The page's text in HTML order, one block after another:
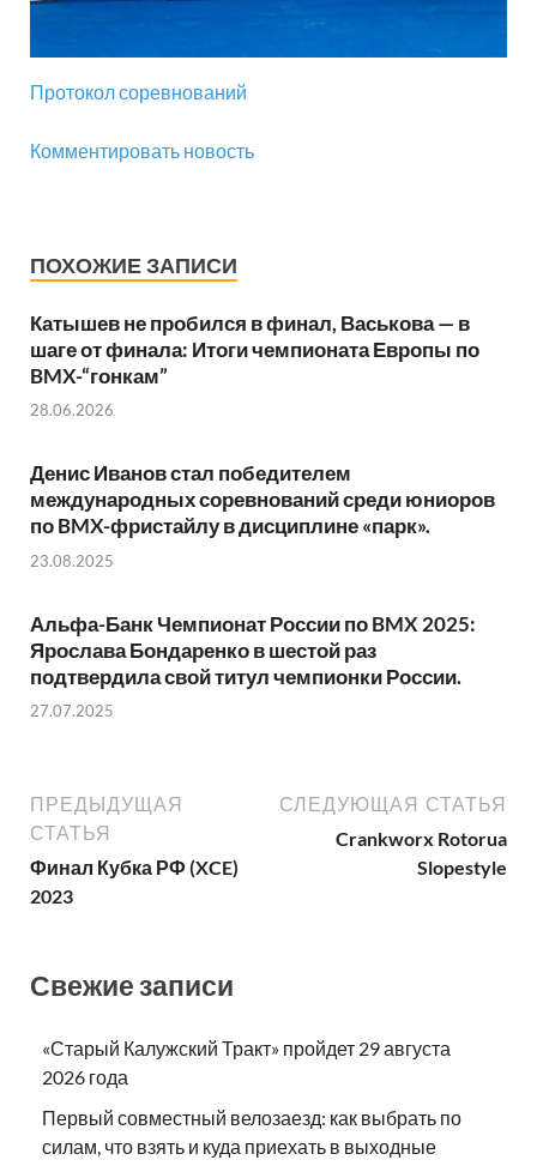
Протокол соревнований
Комментировать новость
ПОХОЖИЕ ЗАПИСИ
Катышев не пробился в финал, Васькова — в
шаге от финала: Итоги чемпионата Европы по
BMX-“гонкам”
28.06.2026
Денис Иванов стал победителем
международных соревнований среди юниоров
по BMX-фристайлу в дисциплине «парк».
23.08.2025
Альфа-Банк Чемпионат России по BMX 2025:
Ярослава Бондаренко в шестой раз
подтвердила свой титул чемпионки России.
27.07.2025
ПРЕДЫДУЩАЯ
СТАТЬЯ
Финал Кубка РФ (XCE)
2023
СЛЕДУЮЩАЯ СТАТЬЯ
Crankworx Rotorua
Slopestyle
Свежие записи
«Старый Калужский Тракт» пройдет 29 августа
2026 года
Первый совместный велозаезд: как выбрать по
силам, что взять и куда приехать в выходные